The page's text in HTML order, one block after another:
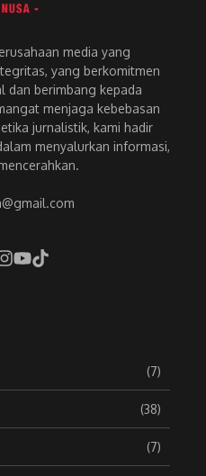
media yang
yang berkomitmen
dan berimbang kepada
menjaga kebebasan
jurnalistik, kami hadir
menyalurkan informasi,
(7)
(38)
(7)